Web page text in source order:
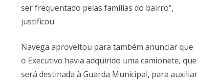
ser frequentado pelas famílias do bairro”,
justificou.
Navega aproveitou para também anunciar que
o Executivo havia adquirido uma camionete, que
será destinada à Guarda Municipal, para auxiliar